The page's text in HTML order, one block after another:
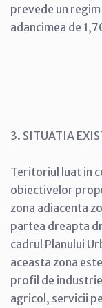
prevede un
adancimea de
3. SITUATIA
Teritoriul luat in
obiectivelor
zona adiacenta
partea dreapta
cadrul Planului
aceasta zona
profil de
agricol, servicii